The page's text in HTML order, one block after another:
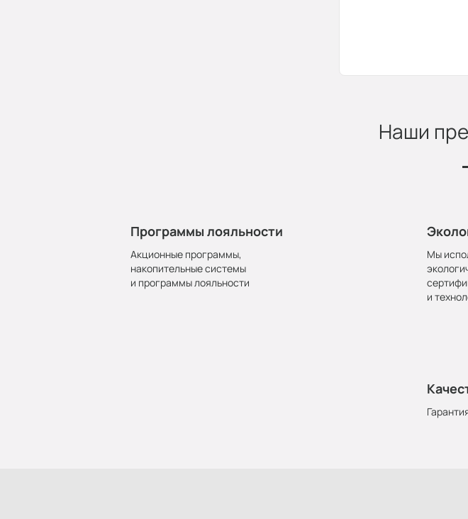
Наши
Программы лояльности
Акционные программы,
накопительные системы
и программы лояльности
Мы
и